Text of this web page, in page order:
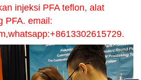
injeksi PFA teflon, alat
PFA. email:
,whatsapp:+8613302615729.